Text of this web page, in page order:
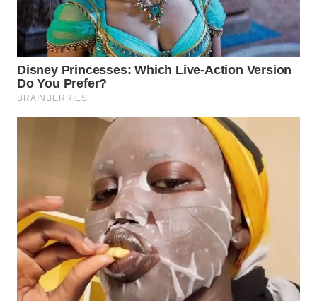
WAHANANEWS
ID
WAHANANEWS
CO ID
WAHANA
UMKM
WAHANA
SELEB